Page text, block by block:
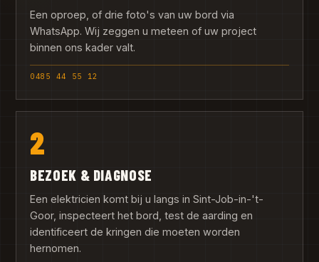
Een oproep, of drie foto's van uw bord via
WhatsApp. Wij zeggen u meteen of uw project
binnen ons kader valt.
0485 44 55 12
2
BEZOEK & DIAGNOSE
Een elektricien komt bij u langs in Sint-Job-in-'t-
Goor, inspecteert het bord, test de aarding en
identificeert de kringen die moeten worden
hernomen.